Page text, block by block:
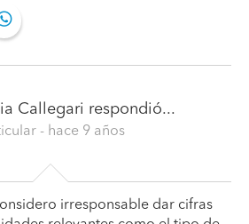
Callegari respondió...
- hace 9 años
irresponsable dar cifras